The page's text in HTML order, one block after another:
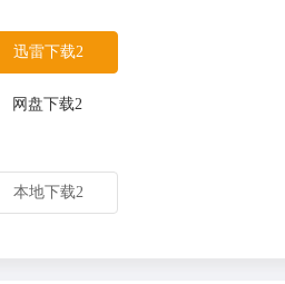
迅雷下载2
网盘下载2
本地下载2